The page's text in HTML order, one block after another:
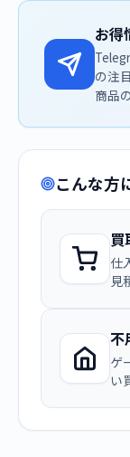
お得
の注
商品
こんな方
仕
見
不
ゲ
い